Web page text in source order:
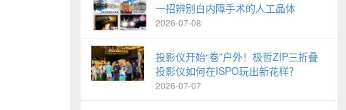
一招辨别白内障手术的人工晶体
2026-07-08
投影仪开始“卷”户外！极哲ZIP三折叠
投影仪如何在ISPO玩出新花样？
2026-07-07